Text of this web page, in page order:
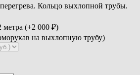
Кольцо выхлопной трубы.
метра (+2 000 ₽)
на выхлопную трубу)